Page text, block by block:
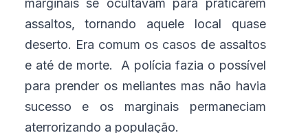
assaltos, tornando aquele local quase
deserto. Era comum os casos de assaltos
e até de morte. A polícia fazia o possível
para prender os meliantes mas não havia
sucesso e os marginais permaneciam
aterrorizando a população.